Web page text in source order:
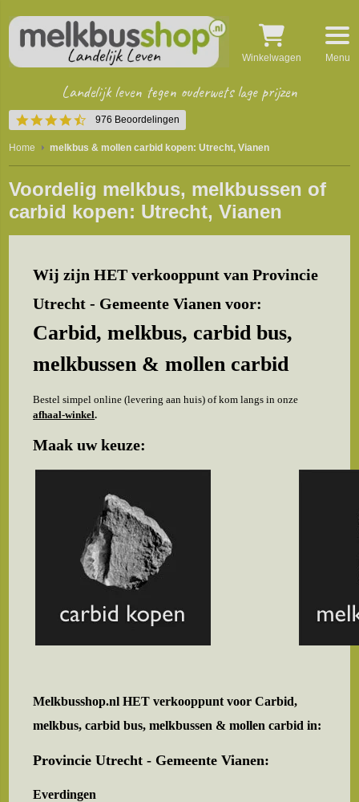
4.5
star
rating
976 Beoordelingen
Landelijk leven tegen ouderwets lage prijzen
Winkelwagen Menu
Home melkbus & mollen carbid kopen: Utrecht, Vianen
Voordelig melkbus, melkbussen of
carbid kopen: Utrecht, Vianen
Wij zijn HET verkooppunt van Provincie
Utrecht - Gemeente Vianen voor:
Carbid, melkbus, carbid bus,
melkbussen & mollen carbid
Bestel simpel online (levering aan huis) of kom langs in onze
afhaal-winkel.
Maak uw keuze:
Melkbusshop.nl HET verkooppunt voorCarbid,
melkbus, carbid bus, melkbussen & mollen carbid in:
Provincie Utrecht - Gemeente Vianen:
Everdingen